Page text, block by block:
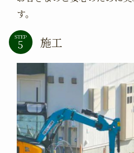
す。
STEP 施工